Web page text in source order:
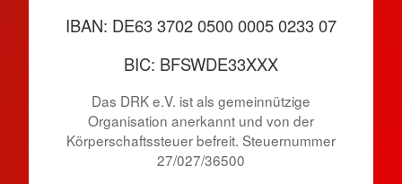
IBAN: DE63 3702 0500 0005 0233 07
BIC: BFSWDE33XXX
Das DRK e.V. ist als gemeinnützige
Organisation anerkannt und von der
Körperschaftssteuer befreit. Steuernummer
27/027/36500